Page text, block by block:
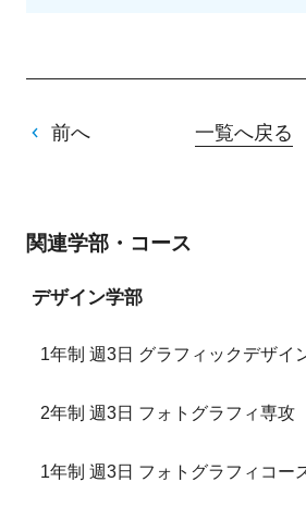
前へ 一覧へ戻る
関連学部・コース
デザイン学部
1年制 週3日 グラフィックデザイ
2年制 週3日 フォトグラフィ専攻
1年制 週3日 フォトグラフィコー